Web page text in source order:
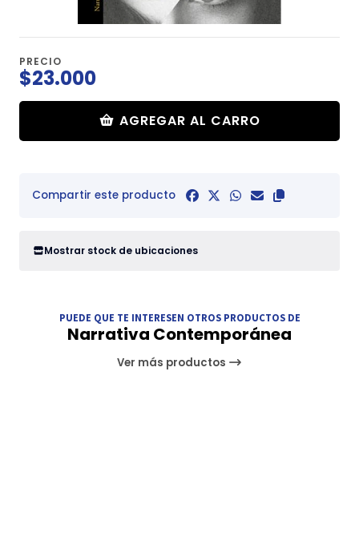
PRECIO
$23.000
AGREGAR AL CARRO
Compartir este producto
Mostrar stock de ubicaciones
PUEDE QUE TE INTERESEN OTROS PRODUCTOS DE
Narrativa Contemporánea
Ver más productos